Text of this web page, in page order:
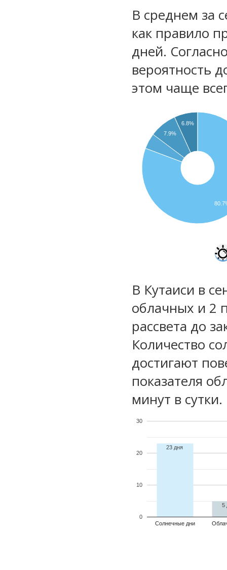
В среднем за
как правило
дней.
вероятность
этом чаще
6.8%
7.9%
В Кутаиси в
облачных и 2
рассвета до
Количество
достигают
показателя
минут в сутки.
Солнечные дни
0
10
20
30
23 дня
5